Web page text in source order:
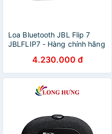
Loa Bluetooth JBL Flip 7
JBLFLIP7 - Hàng chính hãng
4.230.000 đ